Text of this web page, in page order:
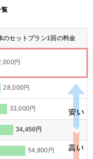
覧
のセットプラン1回の料金
円
28,000円
33,000円
34,450円
54,800円